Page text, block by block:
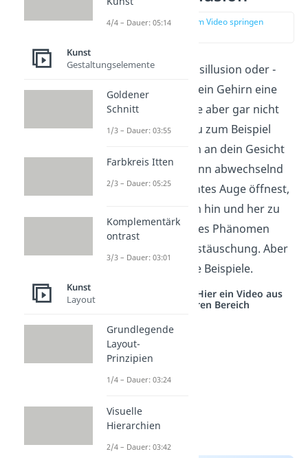
zur Stelle im Video springen
Bei einer Bewegungsillusion oder -
täuschung nimmt dein Gehirn eine
Bewegung
wahr, die aber gar nicht
stattfindet. Wenn du zum Beispiel
deinen Daumen nah an dein Gesicht
heranführst und dann abwechselnd
dein linkes und rechtes Auge öffnest,
scheint der Daumen hin und her zu
springen. Auch dieses Phänomen
zählt als Bewegungstäuschung. Aber
es gibt noch weitere Beispiele.
Studyflix vernetzt: Hier ein Video aus
einem anderen Bereich
4/4 – Dauer: 05:14
Kunst
Gestaltungselemente
Goldener
Schnitt
1/3 – Dauer: 03:55
Farbkreis Itten
2/3 – Dauer: 05:25
Komplementärk
ontrast
3/3 – Dauer: 03:01
Kunst
Layout
Grundlegende
Layout-
Prinzipien
1/4 – Dauer: 03:24
Visuelle
Hierarchien
2/4 – Dauer: 03:42